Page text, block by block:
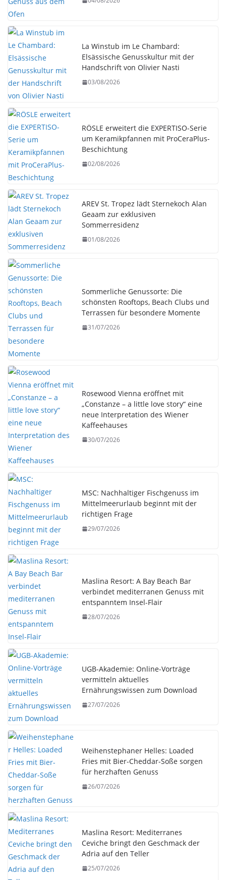
La Winstub im Le Chambard:
Elsässische Genusskultur mit der
Handschrift von Olivier Nasti
03/08/2026
RÖSLE erweitert die EXPERTISO-Serie
um Keramikpfannen mit ProCeraPlus-
Beschichtung
02/08/2026
AREV St. Tropez lädt Sternekoch Alan
Geaam zur exklusiven
Sommerresidenz
01/08/2026
Sommerliche Genussorte: Die
schönsten Rooftops, Beach Clubs und
Terrassen für besondere Momente
31/07/2026
Rosewood Vienna eröffnet mit
„Constanze – a little love story“ eine
neue Interpretation des Wiener
Kaffeehauses
30/07/2026
MSC: Nachhaltiger Fischgenuss im
Mittelmeerurlaub beginnt mit der
richtigen Frage
29/07/2026
Maslina Resort: A Bay Beach Bar
verbindet mediterranen Genuss mit
entspanntem Insel-Flair
28/07/2026
UGB-Akademie: Online-Vorträge
vermitteln aktuelles
Ernährungswissen zum Download
27/07/2026
Weihenstephaner Helles: Loaded
Fries mit Bier-Cheddar-Soße sorgen
für herzhaften Genuss
26/07/2026
Maslina Resort: Mediterranes
Ceviche bringt den Geschmack der
Adria auf den Teller
25/07/2026